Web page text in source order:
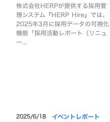
株式会社HERPが提供する採用管
理システム『HERP Hire』では、
2025年3月に採用データの可視化
機能「採用活動レポート（リニュ
ー...
2025/6/18 イベントレポート